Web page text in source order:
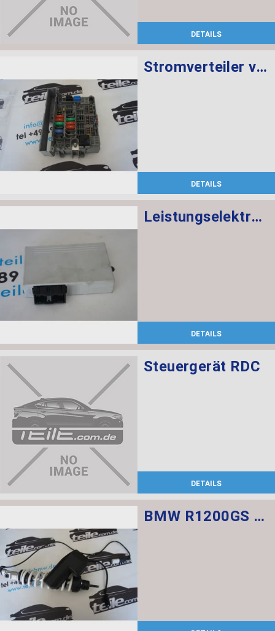
DETAILS
Stromverteiler vorne
DETAILS
Leistungselektronik Mittelkonsole
DETAILS
Steuergerät RDC
DETAILS
BMW R1200GS Federbein vorn ESA